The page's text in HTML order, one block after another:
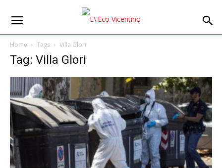
Home Tags Villa Glori
Tag: Villa Glori